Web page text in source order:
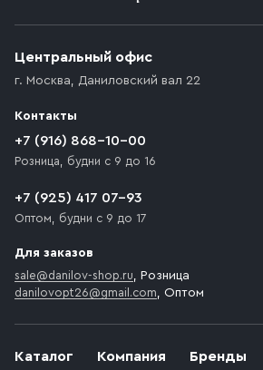
Каталог Компания Бренды
Центральный офис
г. Москва, Даниловский вал 22
Контакты
+7 (916) 868-10-00
Розница, будни с 9 до 16
+7 (925) 417 07-93
Оптом, будни с 9 до 17
Для заказов
sale@danilov-shop.ru, Розница
danilovopt26@gmail.com, Оптом